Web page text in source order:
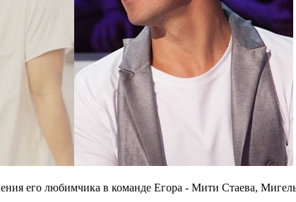
его любимчика в команде Егора - Мити Стаева,